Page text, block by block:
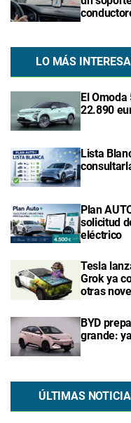
LO MÁS
El
22.890
Lista
Plan
solicitud
eléctrico
Tesla
Grok ya
otras
BYD
grande:
ÚLTIMAS